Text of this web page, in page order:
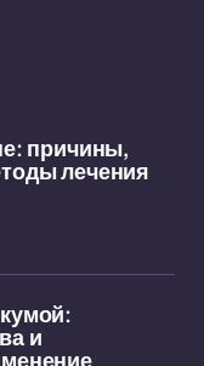
причины,
лечения
и